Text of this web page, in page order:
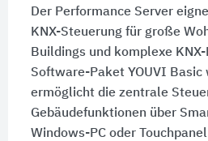
Der Performance Server
KNX-Steuerung für große
Buildings und komplexe
Software-Paket YOUVI
ermöglicht die zentrale
Gebäudefunktionen über
Windows-PC oder